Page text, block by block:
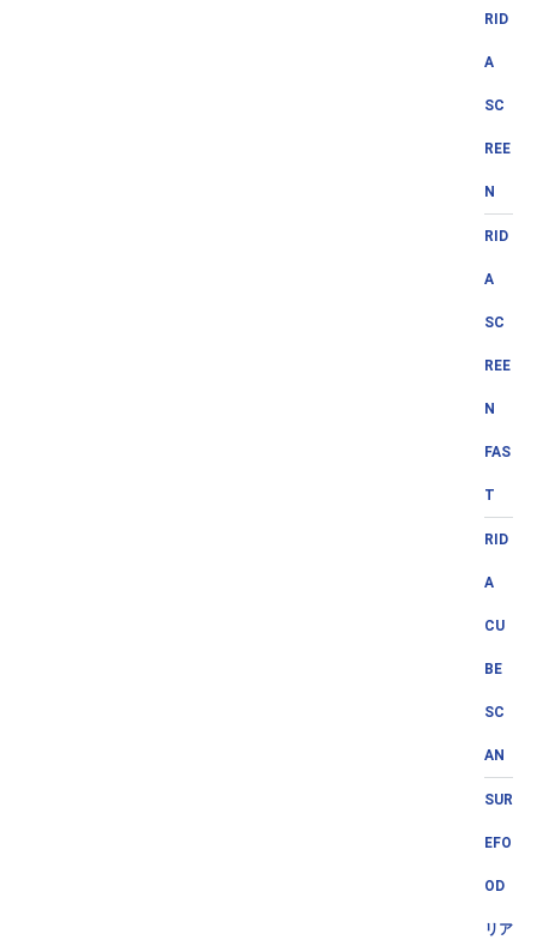
RID
A
SC
REE
N
RID
A
SC
REE
N
FAS
T
RID
A
CU
BE
SC
AN
SUR
EFO
OD
リア